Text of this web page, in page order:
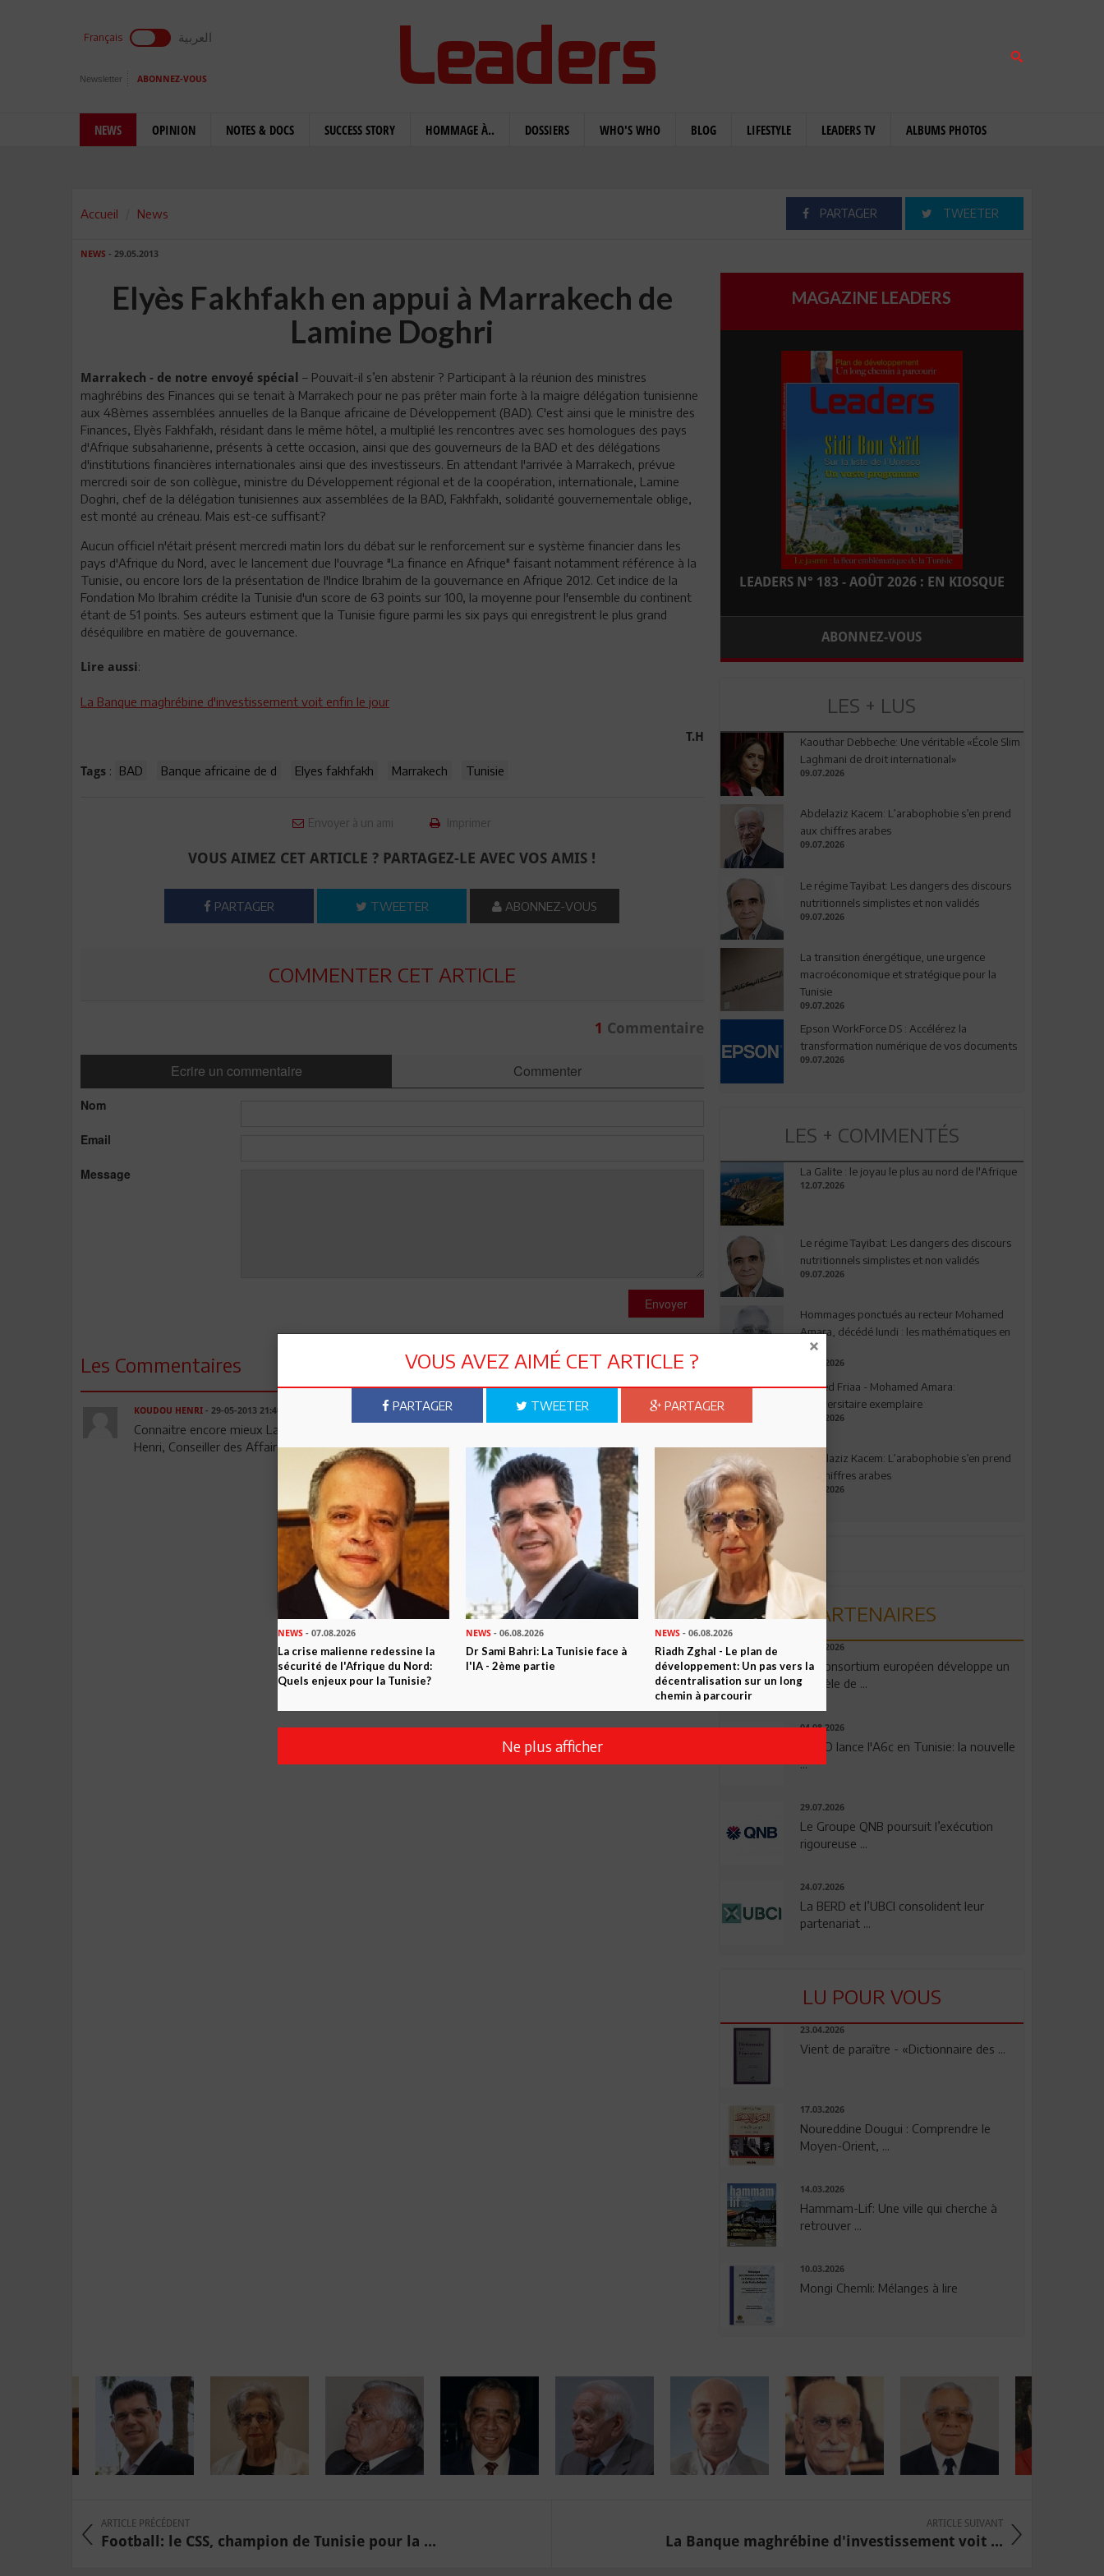
Français العربية
Newsletter ABONNEZ-VOUS
NEWS OPINION NOTES & DOCS SUCCESS STORY HOMMAGE À.. DOSSIERS WHO'S WHO BLOG LIFESTYLE LEADERS TV ALBUMS PHOTOS
Accueil News PARTAGER TWEETER
NEWS - 29.05.2013
Elyès Fakhfakh en appui à Marrakech de
Lamine Doghri
Marrakech - de notre envoyé spécial – Pouvait-il s’en abstenir ? Participant à la réunion des ministres
maghrébins des Finances qui se tenait à Marrakech pour ne pas prêter main forte à la maigre délégation tunisienne
aux 48èmes assemblées annuelles de la Banque africaine de Développement (BAD). C'est ainsi que le ministre des
Finances, Elyès Fakhfakh, résidant dans le même hôtel, a multiplié les rencontres avec ses homologues des pays
d'Afrique subsaharienne, présents à cette occasion, ainsi que des gouverneurs de la BAD et des délégations
d'institutions financières internationales ainsi que des investisseurs. En attendant l'arrivée à Marrakech, prévue
mercredi soir de son collègue, ministre du Développement régional et de la coopération, internationale, Lamine
Doghri, chef de la délégation tunisiennes aux assemblées de la BAD, Fakhfakh, solidarité gouvernementale oblige,
est monté au créneau. Mais est-ce suffisant?
Aucun officiel n'était présent mercredi matin lors du débat sur le renforcement sur e système financier dans les
pays d'Afrique du Nord, avec le lancement due l'ouvrage "La finance en Afrique" faisant notamment référence à la
Tunisie, ou encore lors de la présentation de l'Indice Ibrahim de la gouvernance en Afrique 2012. Cet indice de la
Fondation Mo Ibrahim crédite la Tunisie d'un score de 63 points sur 100, la moyenne pour l'ensemble du continent
étant de 51 points. Ses auteurs estiment que la Tunisie figure parmi les six pays qui enregistrent le plus grand
déséquilibre en matière de gouvernance.
Lire aussi:
La Banque maghrébine d'investissement voit enfin le jour
T.H
Tags : BAD Banque africaine de d Elyes fakhfakh Marrakech Tunisie
Envoyer à un ami Imprimer
VOUS AIMEZ CET ARTICLE ? PARTAGEZ-LE AVEC VOS AMIS !
PARTAGER TWEETER ABONNEZ-VOUS
COMMENTER CET ARTICLE
1 Commentaire
Ecrire un commentaire Commenter
Nom
Email
Message
Envoyer
Les Commentaires
KOUDOU HENRI- 29-05-2013 21:40
Connaitre encore mieux Lamine DOGHRI. Merci de votre coopération. Haute Considération KOUDOU
Henri, Conseiller des Affaires Etrangères, Diplo. de Côte d'Ivoire à la retraite
MAGAZINE LEADERS
LEADERS N° 183 - AOÛT 2026 : EN KIOSQUE
ABONNEZ-VOUS
LES + LUS
Kaouthar Debbeche: Une véritable «École Slim
Laghmani de droit international»
09.07.2026
Abdelaziz Kacem: L’arabophobie s’en prend
aux chiffres arabes
09.07.2026
Le régime Tayibat: Les dangers des discours
nutritionnels simplistes et non validés
09.07.2026
La transition énergétique, une urgence
macroéconomique et stratégique pour la
Tunisie
09.07.2026
Epson WorkForce DS : Accélérez la
transformation numérique de vos documents
09.07.2026
LES + COMMENTÉS
La Galite : le joyau le plus au nord de l'Afrique
12.07.2026
Le régime Tayibat: Les dangers des discours
nutritionnels simplistes et non validés
09.07.2026
Hommages ponctués au recteur Mohamed
Amara, décédé lundi : les mathématiques en
deuil
03.08.2026
Ahmed Friaa - Mohamed Amara:
l’Universitaire exemplaire
04.08.2026
Abdelaziz Kacem: L’arabophobie s’en prend
aux chiffres arabes
09.07.2026
PARTENAIRES
06.08.2026
Un consortium européen développe un
modèle de ...
04.08.2026
OPPO lance l'A6c en Tunisie: la nouvelle
...
29.07.2026
Le Groupe QNB poursuit l’exécution
rigoureuse ...
24.07.2026
La BERD et l’UBCI consolident leur
partenariat ...
LU POUR VOUS
23.04.2026
Vient de paraître - «Dictionnaire des ...
17.03.2026
Noureddine Dougui : Comprendre le
Moyen-Orient, ...
14.03.2026
Hammam-Lif: Une ville qui cherche à
retrouver ...
10.03.2026
Mongi Chemli: Mélanges à lire
ARTICLE PRÉCÉDENT
Football: le CSS, champion de Tunisie pour la ...
ARTICLE SUIVANT
La Banque maghrébine d'investissement voit ...
VOUS AVEZ AIMÉ CET ARTICLE ?
PARTAGER TWEETER PARTAGER
NEWS - 07.08.2026
La crise malienne redessine la
sécurité de l'Afrique du Nord:
Quels enjeux pour la Tunisie?
NEWS - 06.08.2026
Dr Sami Bahri: La Tunisie face à
l'IA - 2ème partie
NEWS- 06.08.2026
Riadh Zghal - Le plan de
développement: Un pas vers la
décentralisation sur un long
chemin à parcourir
Ne plus afficher